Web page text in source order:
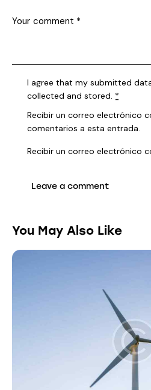
I agree that my submitted
collected and stored *
Recibir un correo electrónico
comentarios a esta entrada.
Recibir un correo electrónico
You May Also Like